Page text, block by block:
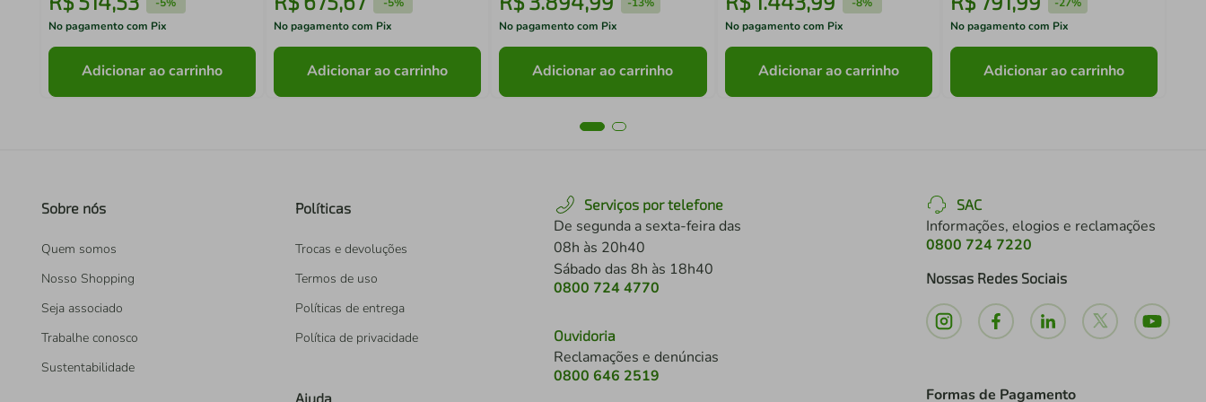
No pagamento com Pix
Adicionar ao carrinho
No pagamento com Pix
Adicionar ao carrinho
No pagamento com Pix
Adicionar ao carrinho
No pagamento com Pix
Adicionar ao carrinho
No pagamento com Pix
Adicionar ao carrinho
Sobre nós
Quem somos
Nosso Shopping
Seja associado
Trabalhe conosco
Sustentabilidade
Políticas
Trocas e devoluções
Termos de uso
Políticas de entrega
Política de privacidade
Ajuda
Serviços por telefone
De segunda a sexta-feira das
08h às 20h40
Sábado das 8h às 18h40
0800 724 4770
Ouvidoria
Reclamações e denúncias
0800 646 2519
SAC
Informações, elogios e reclamações
0800 724 7220
Nossas Redes Sociais
Formas de Pagamento